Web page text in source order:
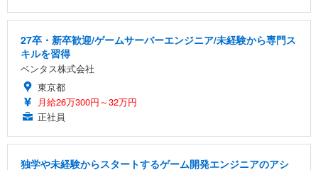
27卒・新卒歓迎/ゲームサーバーエンジニア/未経験から専門ス
キルを習得
ベンタス株式会社
東京都
月給26万300円～32万円
正社員
独学や未経験からスタートするゲーム開発エンジニアのアシ